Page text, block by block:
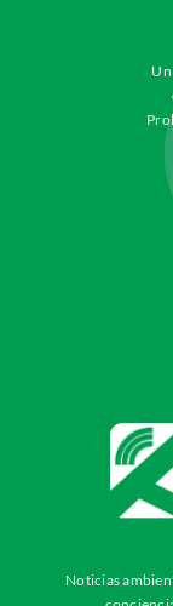
Noticias